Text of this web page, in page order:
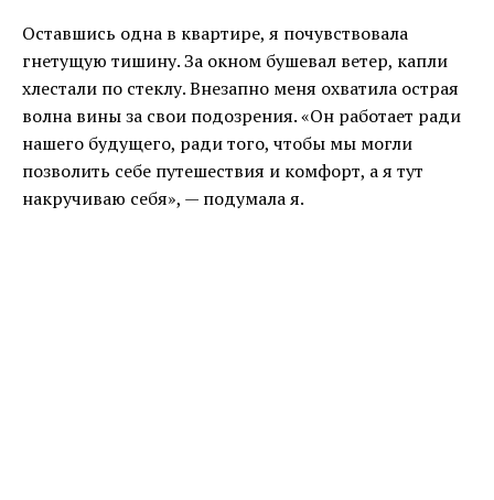
Оставшись одна в квартире, я почувствовала
гнетущую тишину. За окном бушевал ветер, капли
хлестали по стеклу. Внезапно меня охватила острая
волна вины за свои подозрения. «Он работает ради
нашего будущего, ради того, чтобы мы могли
позволить себе путешествия и комфорт, а я тут
накручиваю себя», — подумала я.